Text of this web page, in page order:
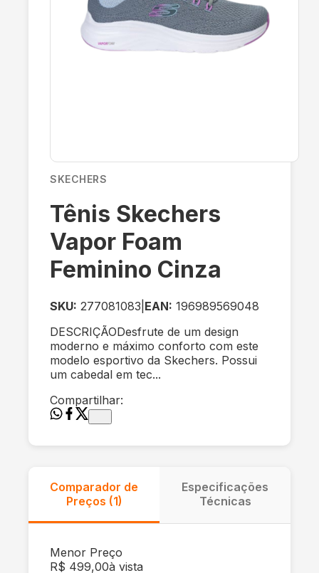
SKECHERS
Tênis Skechers
Vapor Foam
Feminino Cinza
SKU: 277081083 EAN: 196989569048
DESCRIÇÃODesfrute de um design
moderno e máximo conforto com este
modelo esportivo da Skechers. Possui
um cabedal em tec...
Compartilhar:
Comparador de
Preços (1)
Especificações
Técnicas
Menor Preço
R$ 499,00à vista